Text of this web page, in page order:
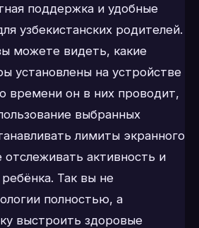
поддержка и удобные
узбекистанских родителей.
можете видеть, какие
установлены на устройстве
времени он в них проводит,
выбранных
лимиты экранного
активность и
Так вы не
полностью, а
выстроить здоровые